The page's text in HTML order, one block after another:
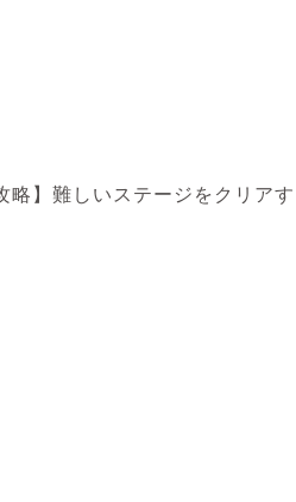
略】難しいステージをクリアす